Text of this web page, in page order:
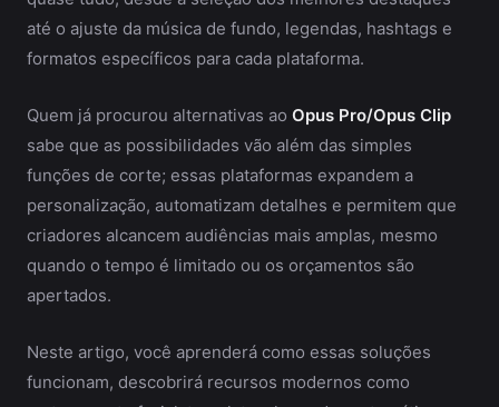
até o ajuste da música de fundo, legendas, hashtags e
formatos específicos para cada plataforma.
Quem já procurou alternativas ao Opus Pro/Opus Clip
sabe que as possibilidades vão além das simples
funções de corte; essas plataformas expandem a
personalização, automatizam detalhes e permitem que
criadores alcancem audiências mais amplas, mesmo
quando o tempo é limitado ou os orçamentos são
apertados.
Neste artigo, você aprenderá como essas soluções
funcionam, descobrirá recursos modernos como